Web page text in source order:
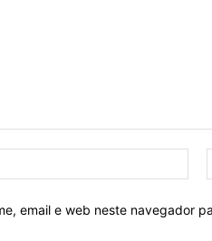
email e web neste navegador